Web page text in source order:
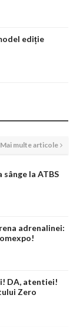
ediție
Mai multe articole
la ATBS
adrenalinei:
DA, atentiei!
Zero